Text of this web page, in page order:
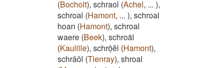
(Bocholt), schraol (Achel, ... ),
schroal (Hamont, ... ), schroal
hoan (Hamont), schroal
waere (Beek), schroäl
(Kaulille), schrōͅĕl (Hamont),
schrâôl (Tienray), shroal